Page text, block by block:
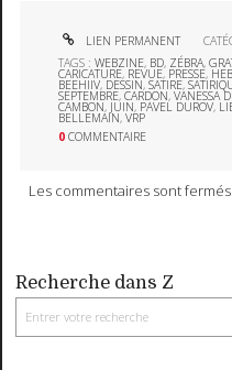
LIEN PERMANENT
TAGS :WEBZINE, BD, ZÉBRA,
CARICATURE, REVUE, PRESSE,
BEEHIIV, DESSIN,SATIRE,
SEPTEMBRE,CARDON,VANESSA
CAMBON, JUIN, PAVEL DUROV,
BELLEMAIN,VRP
0 COMMENTAIRE
Les commentaires sont fermés.
Recherche dans Z